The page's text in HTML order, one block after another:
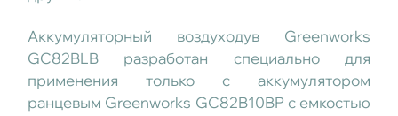
Аккумуляторный воздуходув Greenworks
GC82BLB разработан специально для
применения только с аккумулятором
ранцевым Greenworks GC82B10BP с емкостью